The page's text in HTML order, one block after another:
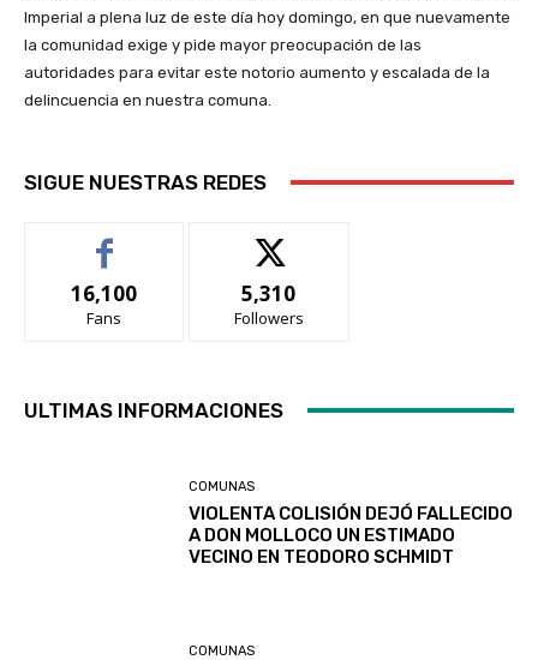
Imperial a plena luz de este día hoy domingo, en que nuevamente
la comunidad exige y pide mayor preocupación de las
autoridades para evitar este notorio aumento y escalada de la
delincuencia en nuestra comuna.
SIGUE NUESTRAS REDES
16,100
Fans
5,310
Followers
ULTIMAS INFORMACIONES
COMUNAS
VIOLENTA COLISIÓN DEJÓ FALLECIDO
A DON MOLLOCO UN ESTIMADO
VECINO EN TEODORO SCHMIDT
COMUNAS